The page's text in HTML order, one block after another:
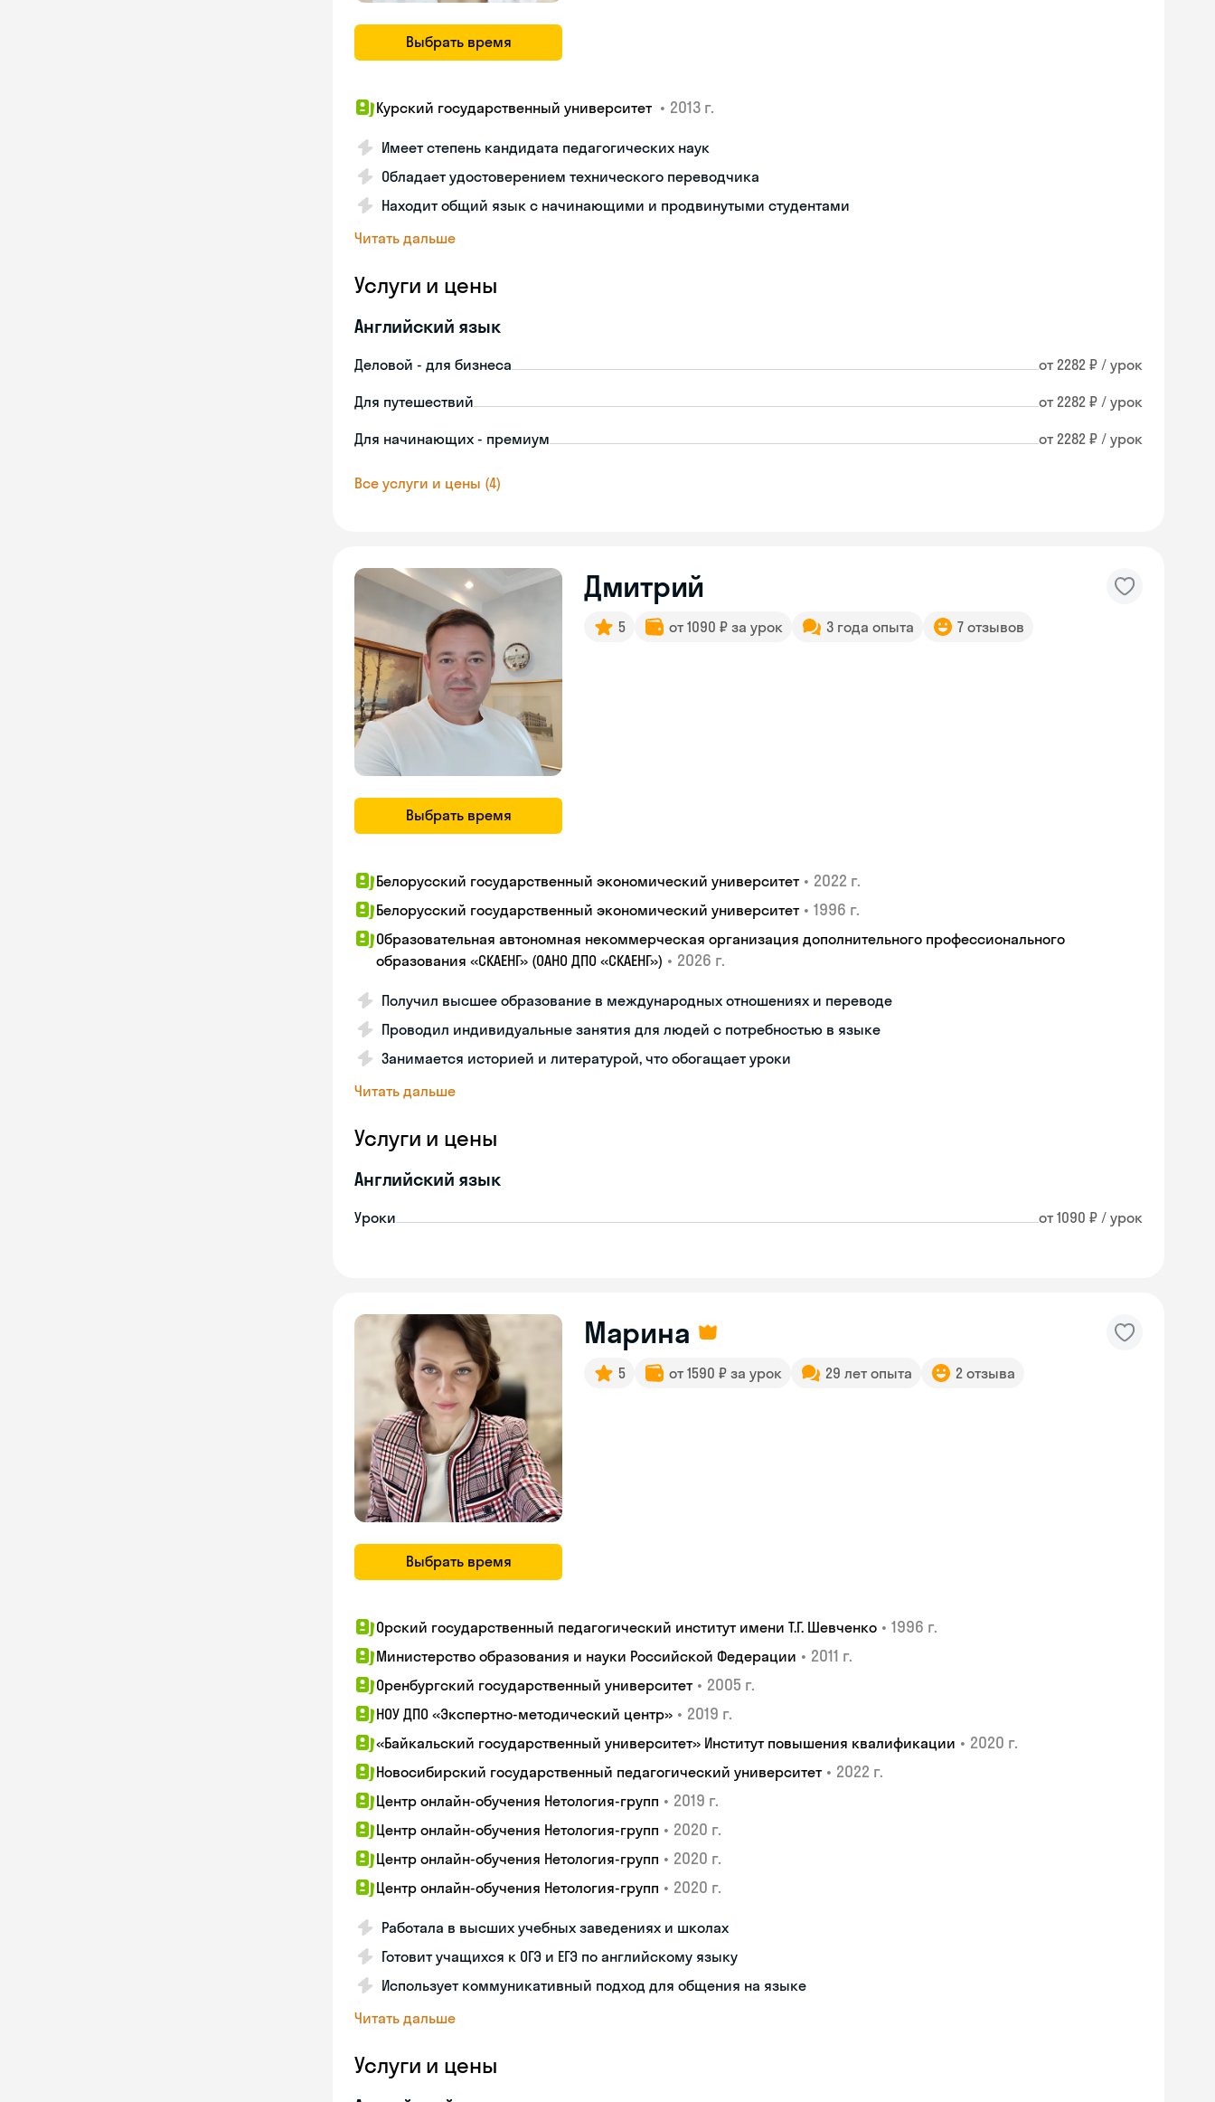
Выбрать время
Курский государственный университет • 2013 г.
Имеет степень кандидата педагогических наук
Обладает удостоверением технического переводчика
Находит общий язык с начинающими и продвинутыми студентами
Читать дальше
Услуги и цены
Английский язык
Деловой - для бизнеса от 2282 ₽ / урок
Для путешествий от 2282 ₽ / урок
Для начинающих - премиум от 2282 ₽ / урок
Все услуги и цены (4)
Выбрать время
Дмитрий
5 от 1090 ₽ за урок 3 года опыта 7 отзывов
Белорусский государственный экономический университет • 2022 г.
Белорусский государственный экономический университет • 1996 г.
Образовательная автономная некоммерческая организация дополнительного профессионального
образования «СКАЕНГ» (ОАНО ДПО «СКАЕНГ») • 2026 г.
Получил высшее образование в международных отношениях и переводе
Проводил индивидуальные занятия для людей с потребностью в языке
Занимается историей и литературой, что обогащает уроки
Читать дальше
Услуги и цены
Английский язык
Уроки от 1090 ₽ / урок
Выбрать время
Марина
5 от 1590 ₽ за урок 29 лет опыта 2 отзыва
Орский государственный педагогический институт имени Т.Г. Шевченко • 1996 г.
Министерство образования и науки Российской Федерации • 2011 г.
Оренбургский государственный университет • 2005 г.
НОУ ДПО «Экспертно-методический центр» • 2019 г.
«Байкальский государственный университет» Институт повышения квалификации • 2020 г.
Новосибирский государственный педагогический университет • 2022 г.
Центр онлайн-обучения Нетология-групп • 2019 г.
Центр онлайн-обучения Нетология-групп • 2020 г.
Центр онлайн-обучения Нетология-групп • 2020 г.
Центр онлайн-обучения Нетология-групп • 2020 г.
Работала в высших учебных заведениях и школах
Готовит учащихся к ОГЭ и ЕГЭ по английскому языку
Использует коммуникативный подход для общения на языке
Читать дальше
Услуги и цены